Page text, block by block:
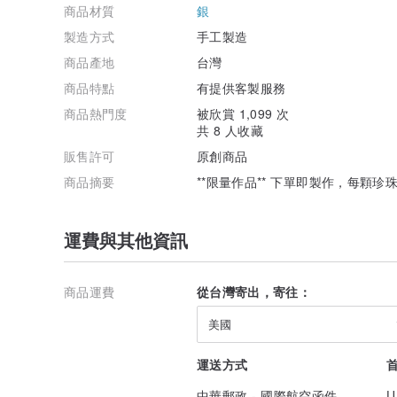
觀看是我創作中很重要的一部分，透過旁觀、速寫、隱
在創作與生活中取得平衡是很困難的事，但我相信最終會
作品售出皆有免費維修與保養服務，歡迎詢問
簡易保養方式
亮銀作品 : 請使用附贈的拭銀布擦拭金屬表面，或是定期
色。
金箔作品 : 沐浴時請取下，避免尖銳物刮傷。
回。
商品材質
銀
製造方式
手工製造
商品產地
台灣
商品特點
有提供客製服務
商品熱門度
被欣賞 1,099 次
共 8 人收藏
販售許可
原創商品
商品摘要
**限量作品** 下單即製作，每顆珍
運費與其他資訊
商品運費 從台灣寄出，寄往：
美國
運送方式